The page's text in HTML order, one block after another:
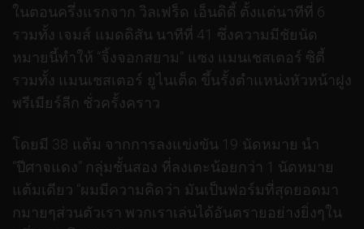
ในตอนครึ่งแรกจาก วิลเฟร็ด เอ็นดิดี้ ตั้งแต่นาทีที่ 6
รวมทั้ง เจมส์ แมดดิสัน นาทีที่ 41 ซึ่งความมีชัยนัด
หมายนี้ทำให้ “จิ้งจอกสยาม” แซง แมนเชสเตอร์ ซิตี้
รวมทั้ง แมนเชสเตอร์ ยูไนเต็ด ขึ้นรั้งตำแหน่งหัวหน้าฝูง
พรีเมียร์ลีก ชั่วครั้งคราว
โดยมี 38 แต้ม จากการลงแข่งขัน 19 นัดหมาย นำ
“ปีศาจแดง” กลุ่มชั้นสอง ที่ลงเตะน้อยกว่า 1 นัดหมาย
แต้มเดียว “ผมมีความคิดว่า มันเป็นฟอร์มที่สุดยอดมา
กมายๆส่วนตัวเรา พวกเราเล่นได้อันตรายอย่างยิ่งๆใน